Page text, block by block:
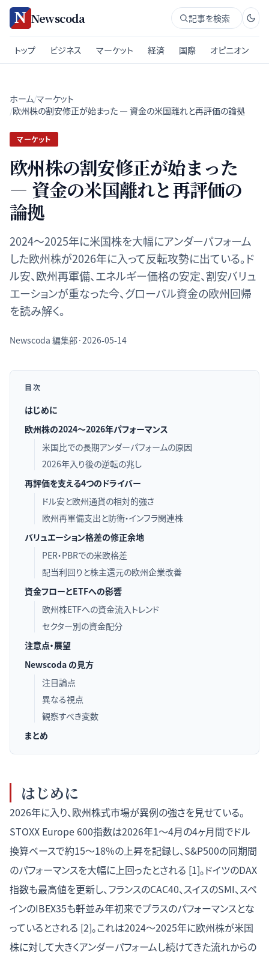
Newscoda 記事を検索
トップ ビジネス マーケット 経済 国際 オピニオン
ホーム/マーケット
/欧州株の割安修正が始まった ― 資金の米国離れと再評価の論拠
マーケット
欧州株の割安修正が始まった
― 資金の米国離れと再評価の
論拠
2024〜2025年に米国株を大幅にアンダーパフォーム
した欧州株が2026年に入って反転攻勢に出ている。ド
ル安、欧州再軍備、エネルギー価格の安定、割安バリュ
エーションが重なった今、グローバル資金の欧州回帰
を読み解く。
Newscoda 編集部·2026-05-14
目次
はじめに
欧州株の2024〜2026年パフォーマンス
米国比での長期アンダーパフォームの原因
2026年入り後の逆転の兆し
再評価を支える4つのドライバー
ドル安と欧州通貨の相対的強さ
欧州再軍備支出と防衛・インフラ関連株
バリュエーション格差の修正余地
PER・PBRでの米欧格差
配当利回りと株主還元の欧州企業改善
資金フローとETFへの影響
欧州株ETFへの資金流入トレンド
セクター別の資金配分
注意点・展望
Newscoda の見方
注目論点
異なる視点
観察すべき変数
まとめ
はじめに
2026年に入り、欧州株式市場が異例の強さを見せている。
STOXX Europe 600指数は2026年1〜4月の4ヶ月間でドル
換算ベースで約15〜18%の上昇を記録し、S&P500の同期間
のパフォーマンスを大幅に上回ったとされる [1]。ドイツのDAX
指数も最高値を更新し、フランスのCAC40、スイスのSMI、スペ
インのIBEX35も軒並み年初来でプラスのパフォーマンスとな
っているとされる [2]。これは2024〜2025年に欧州株が米国
株に対して大きくアンダーパフォームし続けてきた流れからの